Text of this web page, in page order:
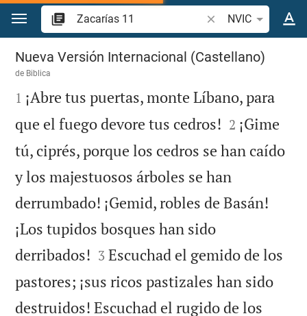
Ir a un contenido
Buscar versículo
NVIC
Zacarías 11
Nueva Versión Internacional (Castellano)
de Biblica

1 ¡Abre tus puertas, monte Líbano, para
que el fuego devore tus cedros! 

2 ¡Gime
tú, ciprés, porque los cedros se han caído
y los majestuosos árboles se han
derrumbado! ¡Gemid, robles de Basán!
¡Los tupidos bosques han sido
derribados! 

3 Escuchad el gemido de los
pastores; ¡sus ricos pastizales han sido
destruidos! Escuchad el rugido de los